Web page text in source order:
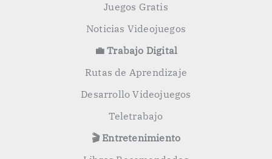
Juegos Gratis
Noticias Videojuegos
💼 Trabajo Digital
Rutas de Aprendizaje
Desarrollo Videojuegos
Teletrabajo
🎬 Entretenimiento